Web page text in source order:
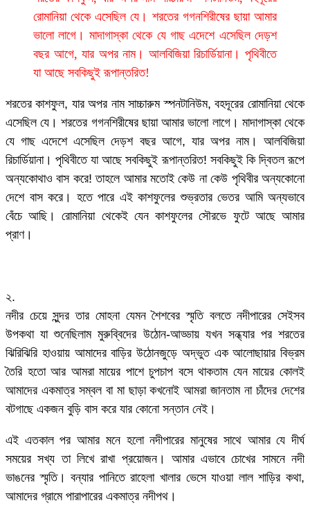
রোমানিয়া থেকে এসেছিল যে। শরতের গগনশিরীষের ছায়া আমার
ভালো লাগে। মাদাগাস্কা থেকে যে গাছ এদেশে এসেছিল দেড়শ
বছর আগে, যার অপর নাম। আলবিজিয়া রিচার্ডিয়ানা। পৃথিবীতে
যা আছে সবকিছুই রূপান্তরিত!
শরতের কাশফুল, যার অপর নাম সাচ্চারুম স্পনটানিউম, বহদূরের রোমানিয়া থেকে
এসেছিল যে। শরতের গগনশিরীষের ছায়া আমার ভালো লাগে। মাদাগাস্কা থেকে
যে গাছ এদেশে এসেছিল দেড়শ বছর আগে, যার অপর নাম। আলবিজিয়া
রিচার্ডিয়ানা। পৃথিবীতে যা আছে সবকিছুই রূপান্তরিত! সবকিছুই কি দ্বিতল রূপে
অন্যকোথাও বাস করে! তাহলে আমার মতোই কেউ না কেউ পৃথিবীর অন্যকোনো
দেশে বাস করে। হতে পারে এই কাশফুলের শুভ্রতার ভেতর আমি অন্যভাবে
বেঁচে আছি। রোমানিয়া থেকেই যেন কাশফুলের সৌরভে ফুটে আছে আমার
প্রাণ।
২.
নদীর চেয়ে সুন্দর তার মোহনা যেমন শৈশবের স্মৃতি বলতে নদীপারের সেইসব
উপকথা যা শুনেছিলাম মুরুব্বিদের উঠোন-আড্ডায় যখন সন্ধ্যার পর শরতের
ঝিরিঝিরি হাওয়ায় আমাদের বাড়ির উঠোনজুড়ে অদ্ভুত এক আলোছায়ার বিভ্রম
তৈরি হতো আর আমরা মায়ের পাশে চুপচাপ বসে থাকতাম যেন মায়ের কোলই
আমাদের একমাত্র সম্বল বা মা ছাড়া কখনোই আমরা জানতাম না চাঁদের দেশের
বটগাছে একজন বুড়ি বাস করে যার কোনো সন্তান নেই।
এই এতকাল পর আমার মনে হলো নদীপারের মানুষের সাথে আমার যে দীর্ঘ
সময়ের সখ্য তা লিখে রাখা প্রয়োজন। আমার এভাবে চোখের সামনে নদী
ভাঙনের স্মৃতি। বন্যার পানিতে রাহেলা খালার ভেসে যাওয়া লাল শাড়ির কথা,
আমাদের গ্রামে পারাপারের একমাত্র নদীপথ।